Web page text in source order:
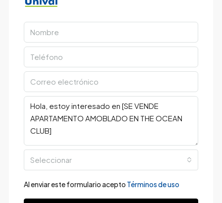
Seleccionar
Al enviar este formulario acepto Términos de uso